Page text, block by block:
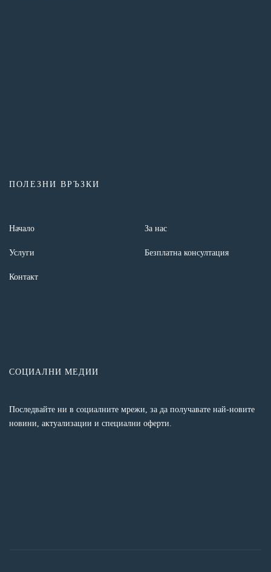
ПОЛЕЗНИ ВРЪЗКИ
Начало За нас
Услуги Безплатна консултация
Контакт
СОЦИАЛНИ МЕДИИ
Последвайте ни в социалните мрежи, за да получавате най-новите
новини, актуализации и специални оферти.